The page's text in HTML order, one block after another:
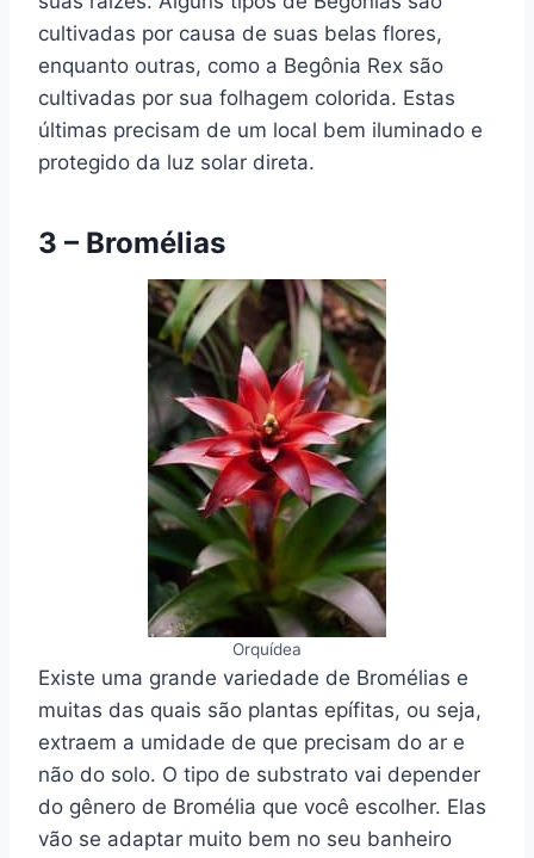
cultivadas por causa de suas belas flores,
enquanto outras, como a Begônia Rex são
cultivadas por sua folhagem colorida. Estas
últimas precisam de um local bem iluminado e
protegido da luz solar direta.
3 – Bromélias
Orquídea
Existe uma grande variedade de Bromélias e
muitas das quais são plantas epífitas, ou seja,
extraem a umidade de que precisam do ar e
não do solo. O tipo de substrato vai depender
do gênero de Bromélia que você escolher. Elas
vão se adaptar muito bem no seu banheiro